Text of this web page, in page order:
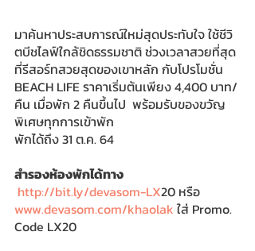
มาค้นหาประสบการณ์ใหม่สุดประทับใจ ใช้ชีวิ
ตบีชไลฟ์ใกล้ชิดธรรมชาติ ช่วงเวลาสวยที่สุด
ที่รีสอร์ทสวยสุดของเขาหลัก กับโปรโมชั่น
BEACH LIFE ราคาเริ่มต้นเพียง 4,400 บาท/
คืน เมื่อพัก 2 คืนขึ้นไป  พร้อมรับของขวัญ
พิเศษทุกการเข้าพัก
พักได้ถึง 31 ต.ค. 64
สำรองห้องพักได้ทาง
http://bit.ly/devasom-LX20 หรือ
www.devasom.com/khaolak ใส่ Promo.
Code LX20